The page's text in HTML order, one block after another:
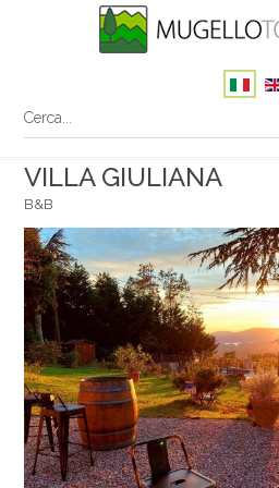
VILLA GIULIANA
B&B
Il tuo nome